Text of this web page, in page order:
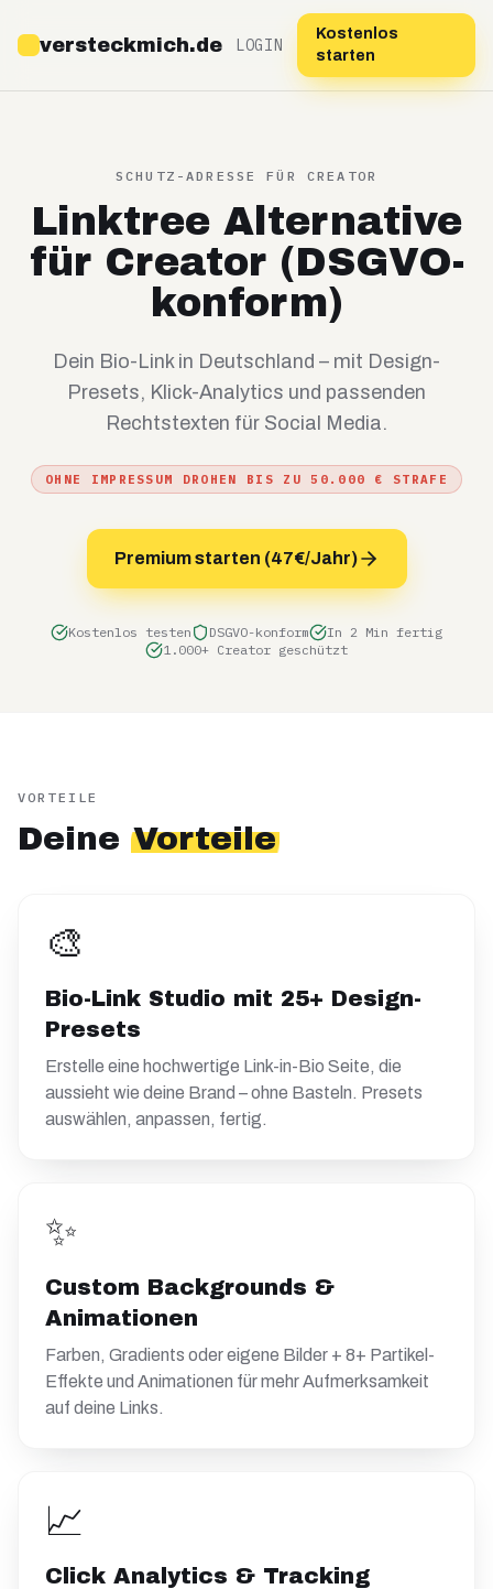
versteckmich.de LOGIN
Kostenlos
starten
SCHUTZ-ADRESSE FÜR CREATOR
Linktree Alternative
für Creator (DSGVO-
konform)
Dein Bio-Link in Deutschland – mit Design-
Presets, Klick-Analytics und passenden
Rechtstexten für Social Media.
OHNE IMPRESSUM DROHEN BIS ZU 50.000 € STRAFE
Premium starten (47€/Jahr)
Kostenlos testen DSGVO-konform
In 2 Min fertig
1.000+ Creator geschützt
VORTEILE
Deine Vorteile
🎨
Bio-Link Studio mit 25+ Design-
Presets
Erstelle eine hochwertige Link-in-Bio Seite, die
aussieht wie deine Brand – ohne Basteln. Presets
auswählen, anpassen, fertig.
✨
Custom Backgrounds &
Animationen
Farben, Gradients oder eigene Bilder + 8+ Partikel-
Effekte und Animationen für mehr Aufmerksamkeit
auf deine Links.
📈
Click Analytics & Tracking